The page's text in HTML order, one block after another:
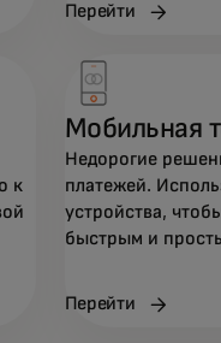
Перейти
к
Мобильная
Недорогие
платежей.
устройства,
быстрым и
Перейти